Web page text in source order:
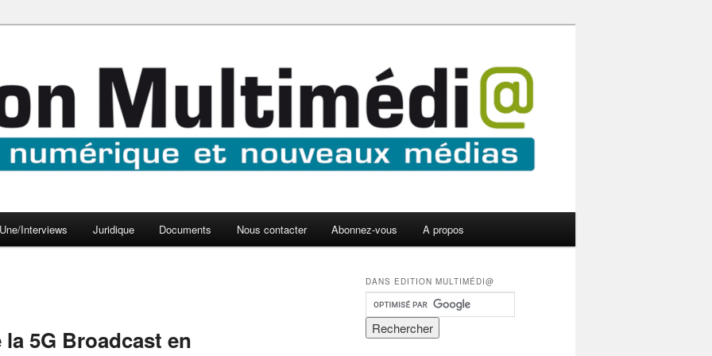
Une/Interviews Juridique Documents Nous contacter Abonnez-vous A propos
5G Broadcast en
DANS EDITION MULTIMÉDI@